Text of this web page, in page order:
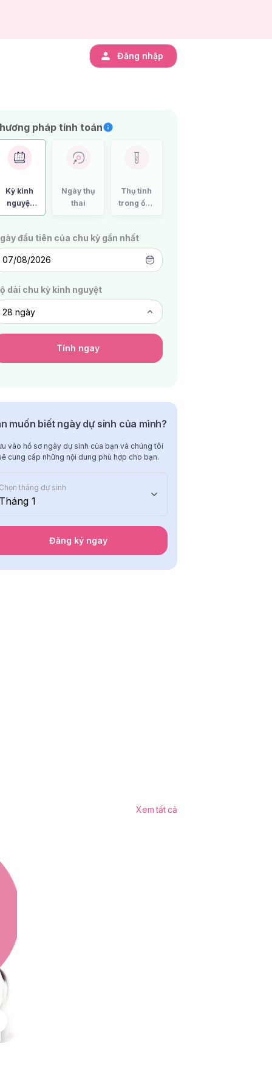
Đăng nhập
pháp tính toán
Kỳ kinh
nguyệt
cuối cùng
Ngày thụ
thai
Thụ tinh
trong ống
đầu tiên của chu kỳ gần nhất
07/08/2026
dài chu kỳ kinh nguyệt
Tính ngay
muốn biết ngày dự sinh của mình?
vào hồ sơ ngày dự sinh của bạn và chúng tôi
cung cấp những nội dung phù hợp cho bạn.
tháng dự sinh
1
Đăng ký ngay
Xem tất cả